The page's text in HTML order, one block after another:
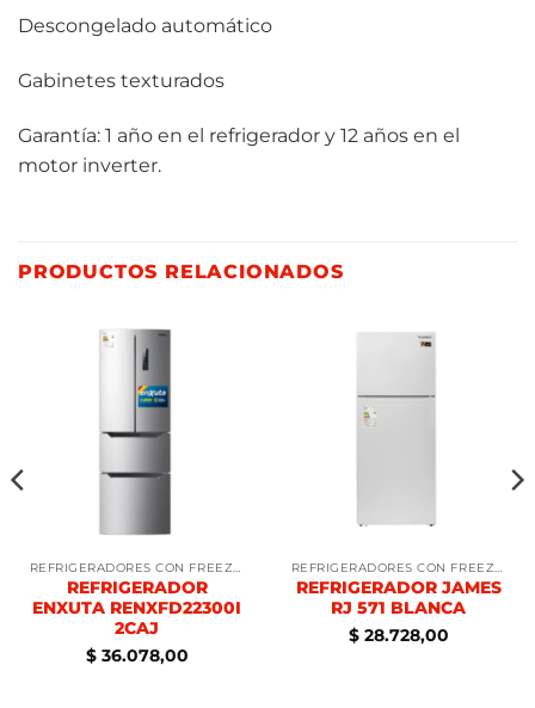
Descongelado automático
Gabinetes texturados
Garantía: 1 año en el refrigerador y 12 años en el
motor inverter.
PRODUCTOS RELACIONADOS
REFRIGERADORES CON FREEZER
REFRIGERADOR
ENXUTA RENXFD22300I
2CAJ
$36.078,00
REFRIGERADORES CON FREEZER
REFRIGERADOR JAMES
RJ 571 BLANCA
$28.728,00